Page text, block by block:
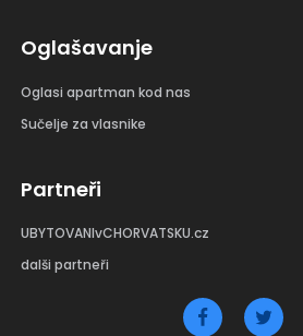
Oglašavanje
Oglasi apartman kod nas
Sučelje za vlasnike
Partneři
UBYTOVANIvCHORVATSKU.cz
dalši partneři